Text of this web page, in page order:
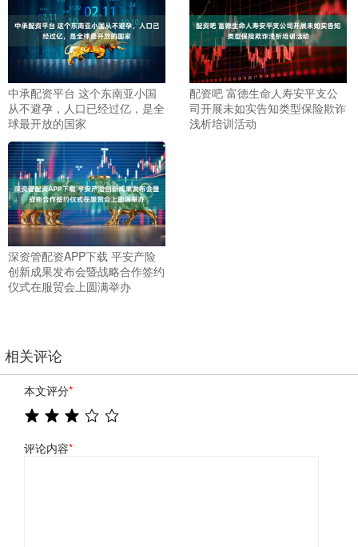
中承配资平台 这个东南亚小国
从不避孕，人口已经过亿，是全
球最开放的国家
配资吧 富德生命人寿安平支公
司开展未如实告知类型保险欺诈
浅析培训活动
深资管配资APP下载 平安产险
创新成果发布会暨战略合作签约
仪式在服贸会上圆满举办
相关评论
本文评分*
评论内容*